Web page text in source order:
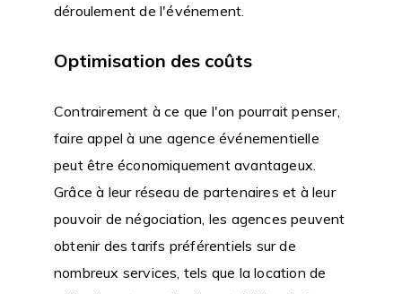
déroulement de l'événement.
Optimisation des coûts
Contrairement à ce que l'on pourrait penser,
faire appel à une agence événementielle
peut être économiquement avantageux.
Grâce à leur réseau de partenaires et à leur
pouvoir de négociation, les agences peuvent
obtenir des tarifs préférentiels sur de
nombreux services, tels que la location de